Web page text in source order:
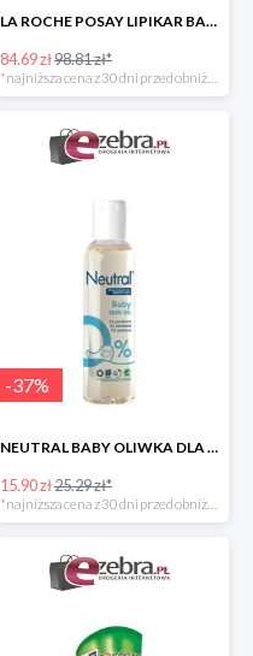
LA ROCHE POSAY LIPIKAR BAUME AP+ BALSAM UZUPEŁNIAJĄCY POZIOM LIPIDÓW
84.69 zł98.81 zł*
-37%
NEUTRAL BABY OLIWKA DLA DZIECI
15.90 zł25.29 zł*
*najniższa cena z 30 dni przed obniżką